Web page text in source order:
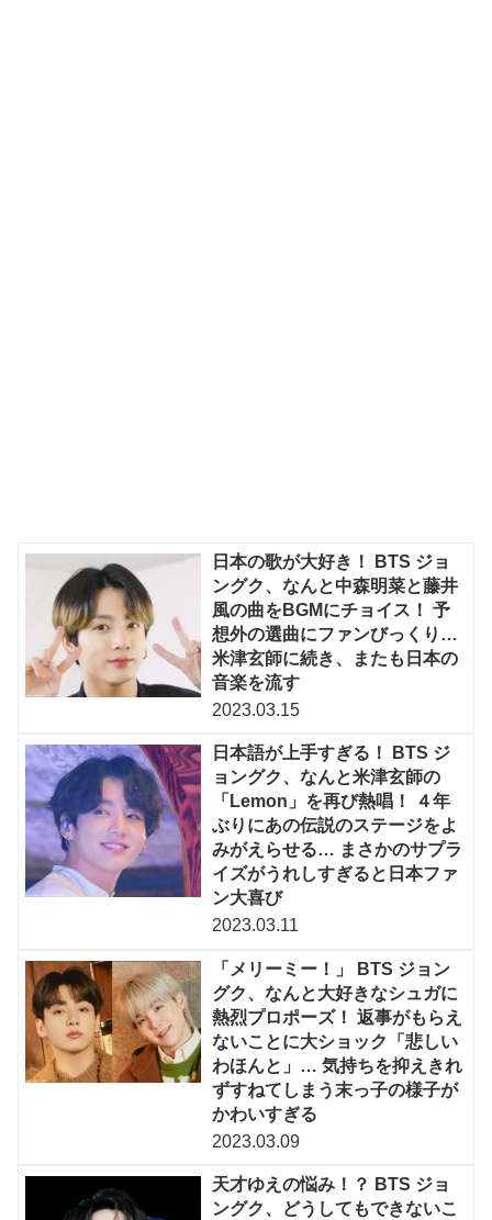
日本の歌が大好き！ BTS ジョ
ングク、なんと中森明菜と藤井
風の曲をBGMにチョイス！ 予
想外の選曲にファンびっくり…
米津玄師に続き、またも日本の
音楽を流す
2023.03.15
日本語が上手すぎる！ BTS ジ
ョングク、なんと米津玄師の
「Lemon」を再び熱唱！ ４年
ぶりにあの伝説のステージをよ
みがえらせる… まさかのサプラ
イズがうれしすぎると日本ファ
ン大喜び
2023.03.11
「メリーミー！」 BTS ジョン
グク、なんと大好きなシュガに
熱烈プロポーズ！ 返事がもらえ
ないことに大ショック「悲しい
わほんと」… 気持ちを抑えきれ
ずすねてしまう末っ子の様子が
かわいすぎる
2023.03.09
天才ゆえの悩み！？ BTS ジョ
ングク、どうしてもできないこ